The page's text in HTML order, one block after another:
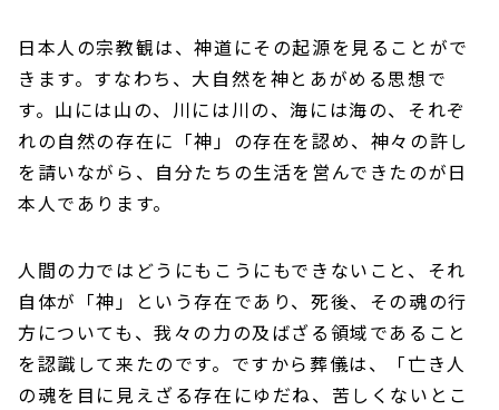
日本人の宗教観は、神道にその起源を見ることがで
きます。すなわち、大自然を神とあがめる思想で
す。山には山の、川には川の、海には海の、それぞ
れの自然の存在に「神」の存在を認め、神々の許し
を請いながら、自分たちの生活を営んできたのが日
本人であります。
人間の力ではどうにもこうにもできないこと、それ
自体が「神」という存在であり、死後、その魂の行
方についても、我々の力の及ばざる領域であること
を認識して来たのです。ですから葬儀は、「亡き人
の魂を目に見えざる存在にゆだね、苦しくないとこ